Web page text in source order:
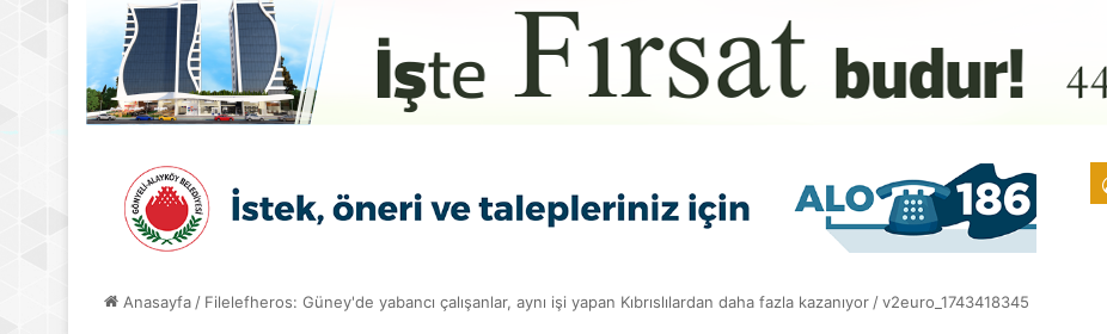
Anasayfa / Filelefheros: Güney'de yabancı çalışanlar, aynı işi yapan Kıbrıslılardan daha fazla kazanıyor /v2euro_1743418345